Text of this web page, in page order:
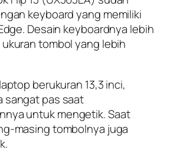
keyboard yang memiliki
Desain keyboardnya lebih
tombol yang lebih
berukuran 13,3 inci,
sangat pas saat
untuk mengetik. Saat
masing tombolnya juga